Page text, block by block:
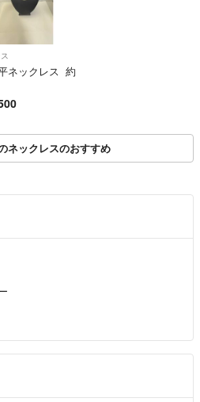
ネックレス 約
ネックレスのおすすめ